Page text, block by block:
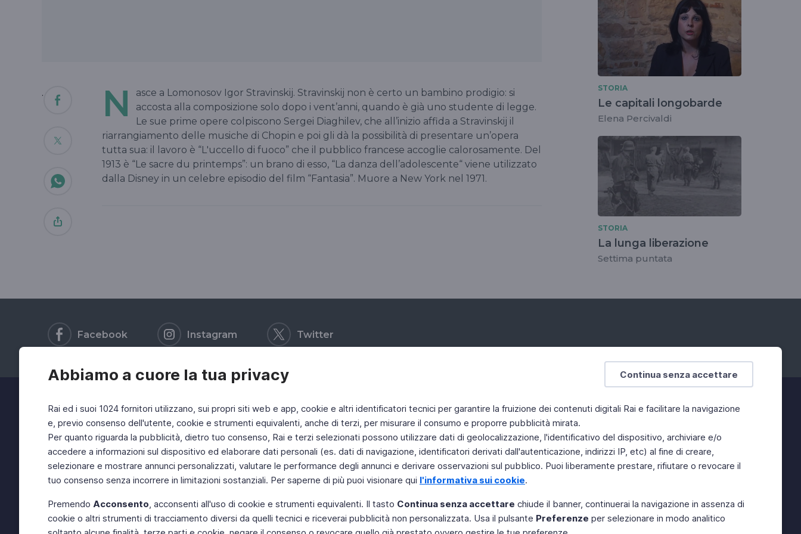
Continua senza accettare
Abbiamo a cuore la tua privacy
Rai ed i suoi 1024 fornitori utilizzano, sui propri siti web e app, cookie e altri identificatori tecnici per garantire la fruizione dei contenuti digitali Rai e facilitare la navigazione
e, previo consenso dell'utente, cookie e strumenti equivalenti, anche di terzi, per misurare il consumo e proporre pubblicità mirata.
Per quanto riguarda la pubblicità, dietro tuo consenso, Rai e terzi selezionati possono utilizzare dati di geolocalizzazione, l'identificativo del dispositivo, archiviare e/o
accedere a informazioni sul dispositivo ed elaborare dati personali (es. dati di navigazione, identificatori derivati dall'autenticazione, indirizzi IP, etc) al fine di creare,
selezionare e mostrare annunci personalizzati, valutare le performance degli annunci e derivare osservazioni sul pubblico. Puoi liberamente prestare, rifiutare o revocare il
tuo consenso senza incorrere in limitazioni sostanziali. Per saperne di più puoi visionare qui l'informativa sui cookie.
Premendo Acconsento, acconsenti all'uso di cookie e strumenti equivalenti. Il tasto Continua senza accettare chiude il banner, continuerai la navigazione in assenza di
cookie o altri strumenti di tracciamento diversi da quelli tecnici e riceverai pubblicità non personalizzata. Usa il pulsante Preferenze per selezionare in modo analitico
. N
asce a Lomonosov Igor Stravinskij. Stravinskij non è certo un bambino prodigio: si
accosta alla composizione solo dopo i vent’anni, quando è già uno studente di legge.
Le sue prime opere colpiscono Sergei Diaghilev, che all’inizio affida a Stravinskij il
riarrangiamento delle musiche di Chopin e poi gli dà la possibilità di presentare un’opera
tutta sua: il lavoro è “L'uccello di fuoco” che il pubblico francese accoglie calorosamente. Del
1913 è “Le sacre du printemps”: un brano di esso, “La danza dell’adolescente“ viene utilizzato
dalla Disney in un celebre episodio del film “Fantasia”. Muore a New York nel 1971.
STORIA
Le capitali longobarde
Elena Percivaldi
STORIA
La lunga liberazione
Settima puntata
Facebook Instagram Twitter